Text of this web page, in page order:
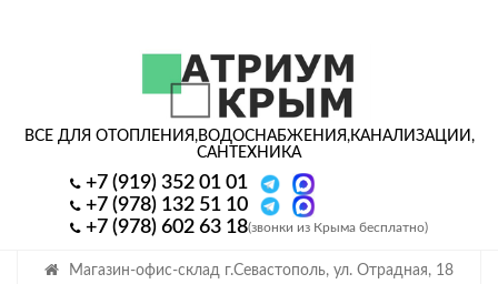
Магазин-офис-склад г.Севастополь, ул. Отрадная, 18
ВСЕ ДЛЯ ОТОПЛЕНИЯ,ВОДОСНАБЖЕНИЯ,КАНАЛИЗАЦИИ,
САНТЕХНИКА
+7 (919) 352 01 01
+7 (978) 132 51 10
+7 (978) 602 63 18(звонки из Крыма бесплатно)